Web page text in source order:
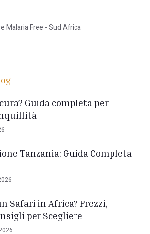
Malaria Free - Sud Africa
Guida completa per
Tanzania: Guida Completa
Safari in Africa? Prezzi,
per Scegliere